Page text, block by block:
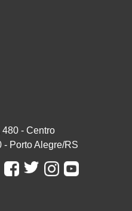
480 - Centro
- Porto Alegre/RS